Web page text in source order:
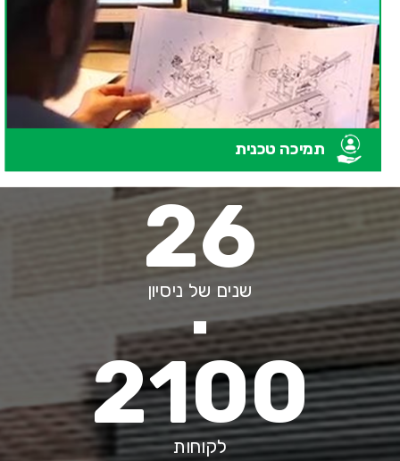
תמיכה טכנית
26
שנים של ניסיון
2100
לקוחות